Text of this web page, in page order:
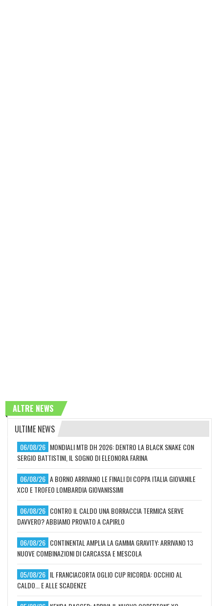
ALTRE NEWS
ULTIME NEWS
06/08/26 MONDIALI MTB DH 2026: DENTRO LA BLACK SNAKE CON
SERGIO BATTISTINI, IL SOGNO DI ELEONORA FARINA
06/08/26 A BORNO ARRIVANO LE FINALI DI COPPA ITALIA GIOVANILE
XCO E TROFEO LOMBARDIA GIOVANISSIMI
06/08/26 CONTRO IL CALDO UNA BORRACCIA TERMICA SERVE
DAVVERO? ABBIAMO PROVATO A CAPIRLO
06/08/26 CONTINENTAL AMPLIA LA GAMMA GRAVITY: ARRIVANO 13
NUOVE COMBINAZIONI DI CARCASSA E MESCOLA
05/08/26 IL FRANCIACORTA OGLIO CUP RICORDA: OCCHIO AL
CALDO... E ALLE SCADENZE